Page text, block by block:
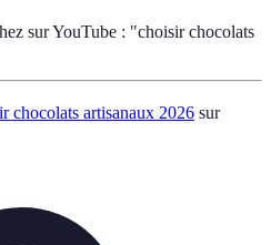
sur YouTube : "choisir chocolats
chocolats artisanaux 2026 sur